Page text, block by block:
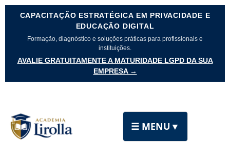
CAPACITAÇÃO ESTRATÉGICA EM PRIVACIDADE E
EDUCAÇÃO DIGITAL
Formação, diagnóstico e soluções práticas para profissionais e
instituições.
AVALIE GRATUITAMENTE A MATURIDADE LGPD DA SUA
EMPRESA →
☰ MENU ▼